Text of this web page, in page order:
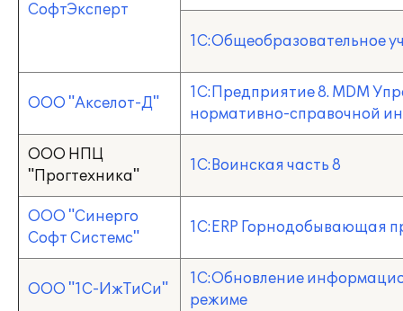
СофтЭксперт
1С:Общеобразовательное
ООО "Акселот-Д"
1С:Предприятие 8. MDM
нормативно-справочной
ООО НПЦ
"Прогтехника"
1С:Воинская часть 8
ООО "Синерго
Софт Системс"
1С:ERP Горнодобывающая
ООО "1С-ИжТиСи"
1С:Обновление
режиме